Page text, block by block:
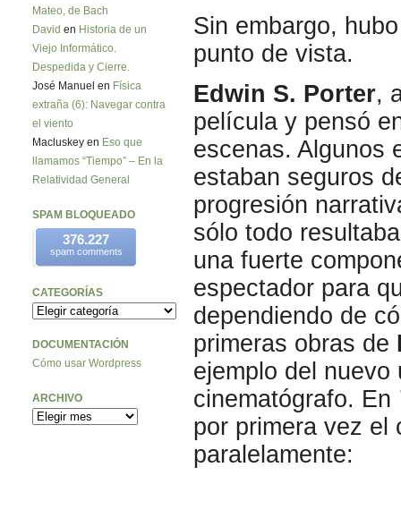
Sin embargo,
punto de vista.
Edwin S. Porter,
película y pensó
escenas. Algunos
estaban seguros
progresión
sólo todo
una fuerte
espectador para
dependiendo de
primeras obras de
ejemplo del
cinematógrafo. En
por primera vez el
paralelamente:
Mateo, de Bach
David en Historia de un
Viejo Informático.
Despedida y Cierre.
José Manuel en Física
extraña (6): Navegar contra
el viento
Macluskey en Eso que
llamamos “Tiempo” – En la
Relatividad General
SPAM BLOQUEADO
376.227
spam comments
CATEGORÍAS
DOCUMENTACIÓN
Cómo usar Wordpress
ARCHIVO